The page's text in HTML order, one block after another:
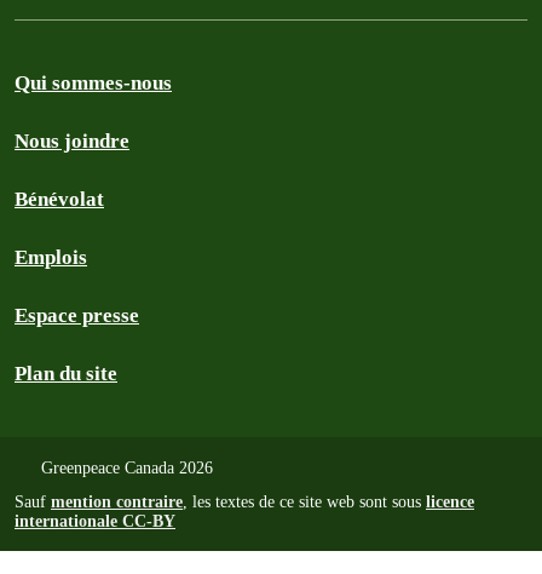
Qui sommes-nous
Nous joindre
Bénévolat
Emplois
Espace presse
Plan du site
Greenpeace Canada 2026
Sauf mention contraire, les textes de ce site web sont sous licence
internationale CC-BY